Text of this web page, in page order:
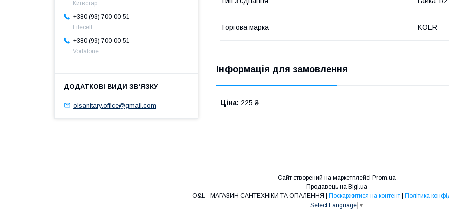
Торгова марка KOER
Інформація для замовлення
Ціна: 225 ₴
Київстар
+380 (93) 700-00-51
Lifecell
+380 (99) 700-00-51
Vodafone
olsanitary.office@gmail.com
Сайт створений на маркетплейсі Prom.ua
Продавець на Bigl.ua
Поскаржитися на контент
Політика
Select Language ▼